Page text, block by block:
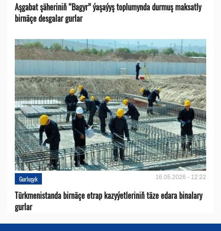
Aşgabat şäheriniň “Bagyr” ýaşaýyş toplumynda durmuş maksatly
birnäçe desgalar gurlar
Gurluşyk 16.05.2026 - 12:22
Türkmenistanda birnäçe etrap kazyýetleriniň täze edara binalary
gurlar